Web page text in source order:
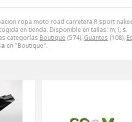
ropa moto road carretera R sport
en tienda. Disponible en tallas: m; l; s.
categorías Boutique (574), Guantes (108),
en "Boutique".